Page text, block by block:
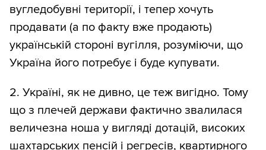
вугледобувні території, і тепер хочуть
продавати (а по факту вже продають)
українській стороні вугілля, розуміючи, що
Україна його потребує і буде купувати.
2. Україні, як не дивно, це теж вигідно. Тому
що з плечей держави фактично звалилася
величезна ноша у вигляді дотацій, високих
шахтарських пенсій і регресів, квартирного